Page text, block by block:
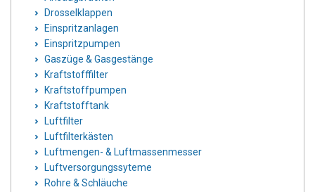
Drosselklappen
Einspritzanlagen
Einspritzpumpen
Gaszüge & Gasgestänge
Kraftstofffilter
Kraftstoffpumpen
Kraftstofftank
Luftfilter
Luftfilterkästen
Luftmengen- & Luftmassenmesser
Luftversorgungssyteme
Rohre & Schläuche